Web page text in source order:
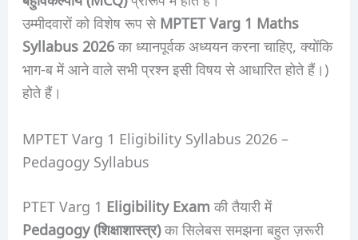
उम्मीदवारों को विशेष रूप सेMPTET Varg 1 Maths
Syllabus 2026का ध्यानपूर्वक अध्ययन करना चाहिए, क्योंकि
भाग-ब में आने वाले सभी प्रश्न इसी विषय से आधारित होते हैं।)
होते हैं।
MPTET Varg 1 Eligibility Syllabus 2026 –
Pedagogy Syllabus
PTET Varg 1 Eligibility Examकी तैयारी में
Pedagogy (शिक्षाशास्त्र)का सिलेबस समझना बहुत ज़रूरी